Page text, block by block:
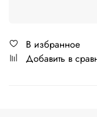
В избранное
Добавить в